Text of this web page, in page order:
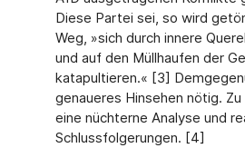
Diese Partei sei, so wird
Weg, »sich durch innere
und auf den Müllhaufen der
katapultieren.« [3]
genaueres Hinsehen nötig.
eine nüchterne Analyse und
Schlussfolgerungen. [4]